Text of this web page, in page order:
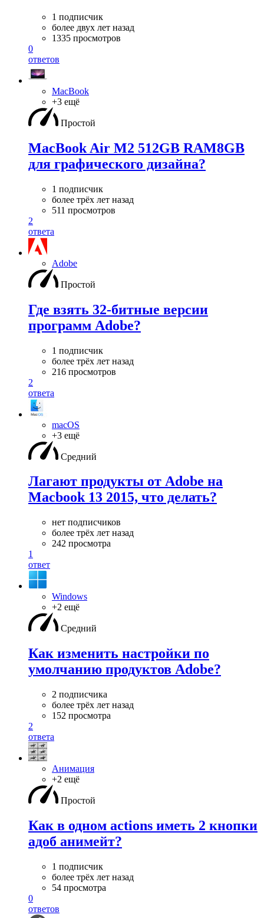
1 подписчик
более двух лет назад
1335 просмотров
0
ответов
MacBook
+3 ещё
Простой
MacBook Air M2 512GB RAM8GB
для графического дизайна?
1 подписчик
более трёх лет назад
511 просмотров
2
ответа
Adobe
Простой
Где взять 32-битные версии
программ Adobe?
1 подписчик
более трёх лет назад
216 просмотров
2
ответа
macOS
+3 ещё
Средний
Лагают продукты от Adobe на
Macbook 13 2015, что делать?
нет подписчиков
более трёх лет назад
242 просмотра
1
ответ
Windows
+2 ещё
Средний
Как изменить настройки по
умолчанию продуктов Adobe?
2 подписчика
более трёх лет назад
152 просмотра
2
ответа
Анимация
+2 ещё
Простой
Как в одном actions иметь 2 кнопки
адоб анимейт?
1 подписчик
более трёх лет назад
54 просмотра
0
ответов